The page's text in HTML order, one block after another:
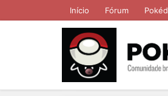
Início Fórum